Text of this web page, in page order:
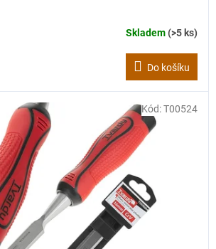
Skladem(>5 ks)
Do košíku
Kód:T00524